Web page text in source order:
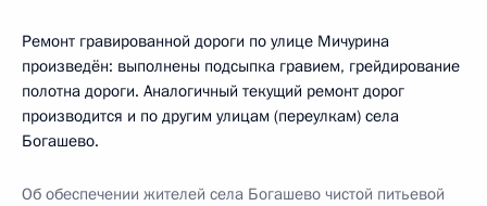
Ремонт гравированной дороги по улице Мичурина
произведён: выполнены подсыпка гравием, грейдирование
полотна дороги. Аналогичный текущий ремонт дорог
производится и по другим улицам (переулкам) села
Богашево.
Об обеспечении жителей села Богашево чистой питьевой